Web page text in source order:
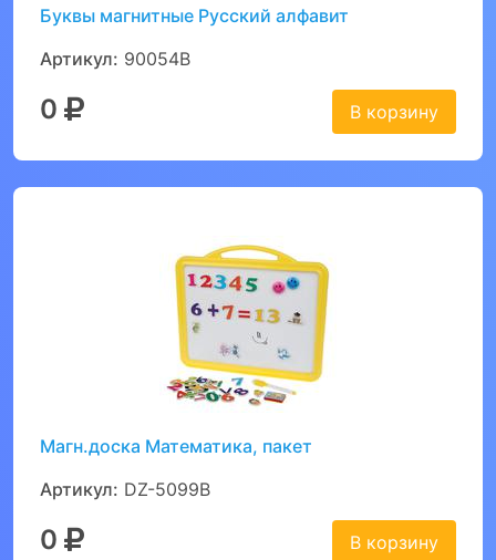
Буквы магнитные Русский алфавит
Артикул: 90054B
0 В корзину
Магн.доска Математика, пакет
Артикул: DZ-5099B
0 В корзину